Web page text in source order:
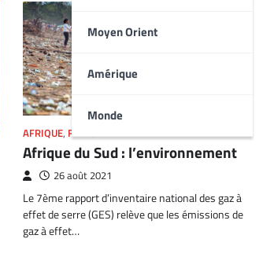
Moyen Orient
Amérique
Monde
AFRIQUE, FEATURED
Afrique du Sud : l’environnement
26 août 2021
Le 7ème rapport d’inventaire national des gaz à
effet de serre (GES) relève que les émissions de
gaz à effet…